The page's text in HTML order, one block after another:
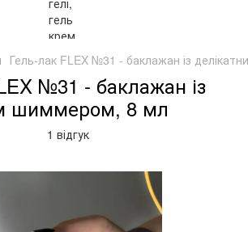
Гель-лак FLEX №31 - баклажан із
№31 - баклажан із
шиммером, 8 мл
1 відгук